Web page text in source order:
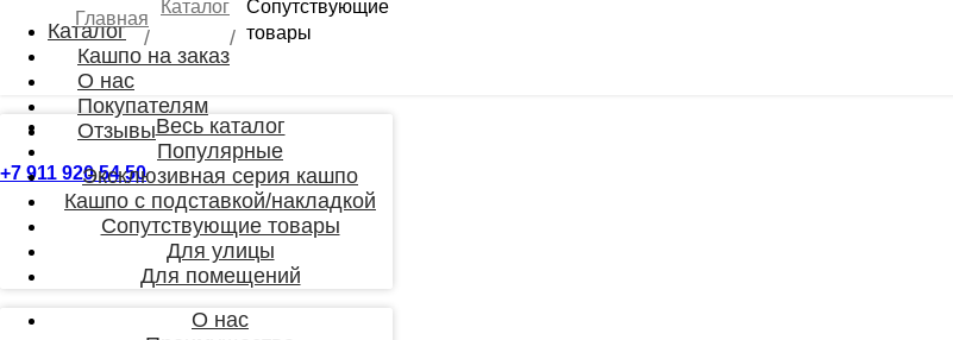
Каталог
Кашпо на заказ
О нас
Покупателям
Отзывы
+7 911 920 54 50
Весь каталог
Популярные
Эксклюзивная серия кашпо
Кашпо с подставкой/накладкой
Сопутствующие товары
Для улицы
Для помещений
О нас
Главная
/
Каталог
/
Сопутствующие
товары